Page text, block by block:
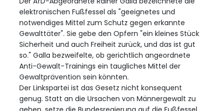
elektronischen Fußfessel als "geeignetes und
notwendiges Mittel zum Schutz gegen erkannte
Gewalttäter". Sie gebe den Opfern "ein kleines Stück
Sicherheit und auch Freiheit zurück, und das ist gut
so." Galla bezweifelte, ob gerichtlich angeordnete
Anti-Gewalt-Trainings ein taugliches Mittel der
Gewaltprävention sein könnten.
Der Linkspartei ist das Gesetz nicht konsequent
genug. Statt an die Ursachen von Männergewalt zu